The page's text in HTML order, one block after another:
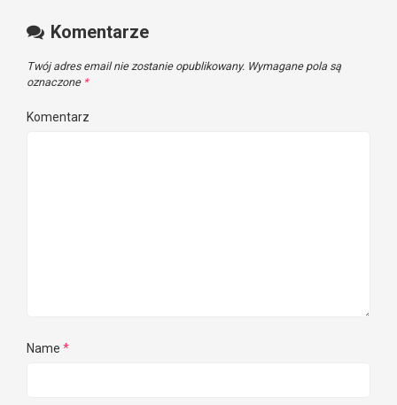
Komentarze
Twój adres email nie zostanie opublikowany. Wymagane pola są
oznaczone *
Komentarz
Name *